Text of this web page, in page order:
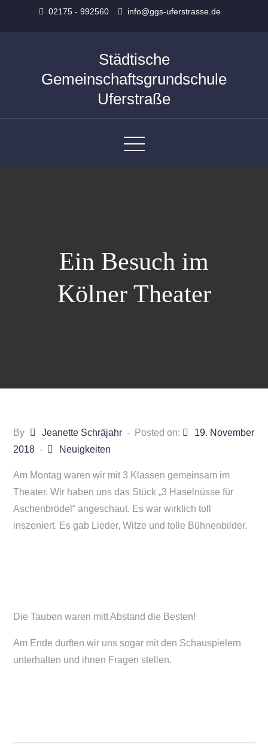
02175 - 992560 info@ggs-uferstrasse.de
Städtische
Gemeinschaftsgrundschule
Uferstraße
Ein Besuch im
Kölner Theater
By Jeanette Schräjahr Posted on:
19. November
2018
Neuigkeiten
Am Montag waren wir mit 3 Klassen gemeinsam im
Theater. Wir haben uns das Stück „3 Haselnüsse für
Aschenbrödel“ angeschaut. Es war wirklich toll
inszeniert. Es gab Lieder, Witze und tolle Bühnenbilder.
Die Tauben waren mitt Abstand die Besten!
Am Ende durften wir uns sogar mit den Schauspielern
unterhalten und ihnen Fragen stellen.